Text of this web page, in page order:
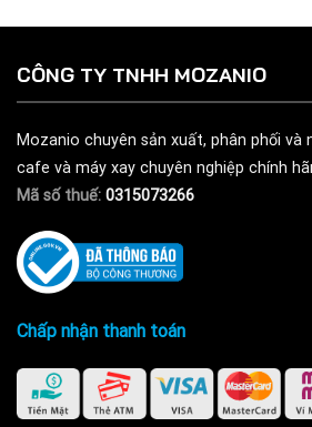
CÔNG TY TNHH MOZANIO
Mozanio chuyên sản xuất, phân phối và
cafe và máy xay chuyên nghiệp chính
Mã số thuế: 0315073266
Chấp nhận thanh toán